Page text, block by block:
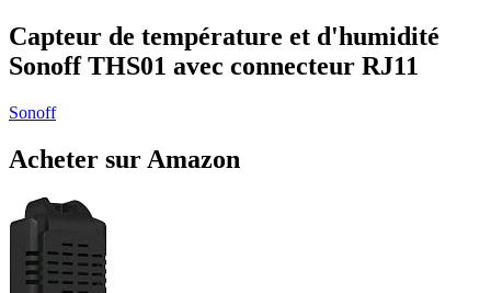
Capteur de température et d'humidité
Sonoff THS01 avec connecteur RJ11
Sonoff
Acheter sur Amazon